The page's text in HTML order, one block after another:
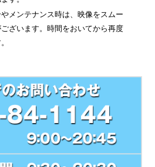
メンテナンス時は、映像をスムー
ざいます。時間をおいてから再度